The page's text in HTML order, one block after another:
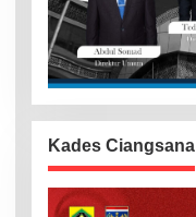
Kades Ciangsana